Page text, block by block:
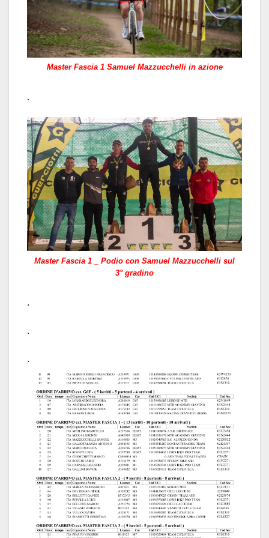
Master Fascia 1 Samuel Mazzucchelli in azione
.
Master Fascia 1 _ Podio con Samuel Mazzucchelli sul
3° gradino
.
.
.